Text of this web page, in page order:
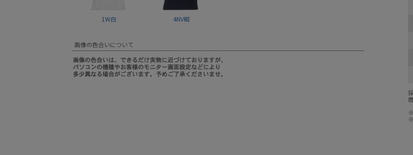
1W白 4NV紺
画像の色合いについて